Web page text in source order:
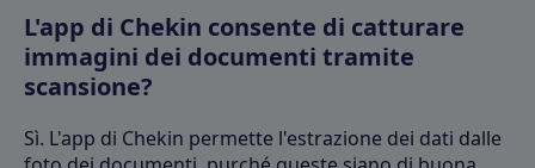
L'app di Chekin consente di catturare
immagini dei documenti tramite
scansione?
Sì. L'app di Chekin permette l'estrazione dei dati dalle